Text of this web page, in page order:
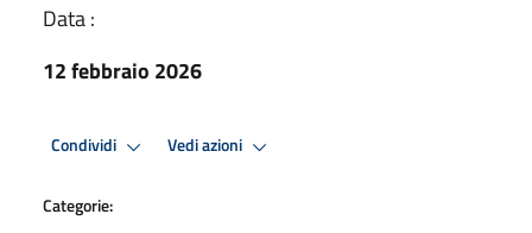
Data :
12 febbraio 2026
Condividi Vedi azioni
Categorie: